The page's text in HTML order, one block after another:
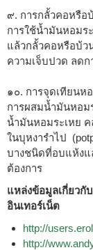
๙. การกลั้วคอหรือ
การใช้น้ำมันหอมร
แล้วกลั้วคอหรือบ้ว
ความเจ็บปวด ลดก
๑๐. การจุดเทียนห
การผสมน้ำมันหอม
น้ำมันหอมระเหย ค
ในบุหงารำไป
บางชนิดที่อบแห้งแ
ต้องการ
แหล่งข้อมูลเกี่ยว
อินเทอร์เน็ต
http://
http://